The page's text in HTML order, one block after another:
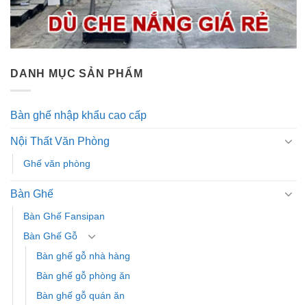
DANH MỤC SẢN PHẨM
Bàn ghế nhập khẩu cao cấp
Nội Thất Văn Phòng
Ghế văn phòng
Bàn Ghế
Bàn Ghế Fansipan
Bàn Ghế Gỗ
Bàn ghế gỗ nhà hàng
Bàn ghế gỗ phòng ăn
Bàn ghế gỗ quán ăn